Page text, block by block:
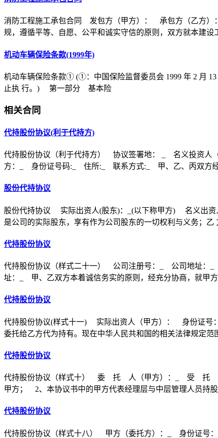
消防工程施工承包合同 发包方（甲方）： 承包方（乙方）
规，遵循平等、自愿、公平和诚实守信的原则，双方就本建设
机动车辆保险条款(1999年)
机动车辆保险条款① (①：中国保险监督委员会 1999 年 2 月
止执 行。) 第一部分 基本险
相关合同
代持股份协议(利于代持方)
代持股份协议（利于代持方） 协议签署地： _ 名义投资
方：_ 身份证号码:_ 住所:_ 联系方式:_ 甲、乙、丙双方
股份代持协议
股份代持协议 实际出资人(股东)：_(以下称甲方) 名义出资
是公司的实际股东，享有作为公司股东的一切权利与义务；乙
代持股份协议
代持股份协议（样式二十一） 公司注册号：_ 公司地址
址：_ 甲、乙双方本着诚信务实的原则，经充分协商，就甲
代持股份协议
代持股份协议(样式十一) 实际出资人（甲方）： 身份证号
委托给乙方代为持有。现在中华人民共和国的相关法律规定范
代持股份协议
代持股份协议（样式十） 委 托 人（甲方）：_ 受 托 人
甲方； 2、本协议书中的甲方代表经理层与中层管理人员持
代持股份协议
代持股份协议（样式十八） 甲方（委托方）：_ 身份证